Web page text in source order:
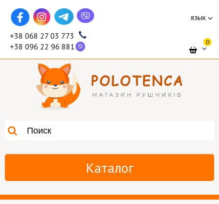
язык
+38 068 27 03 773
+38 096 22 96 881
0
Каталог